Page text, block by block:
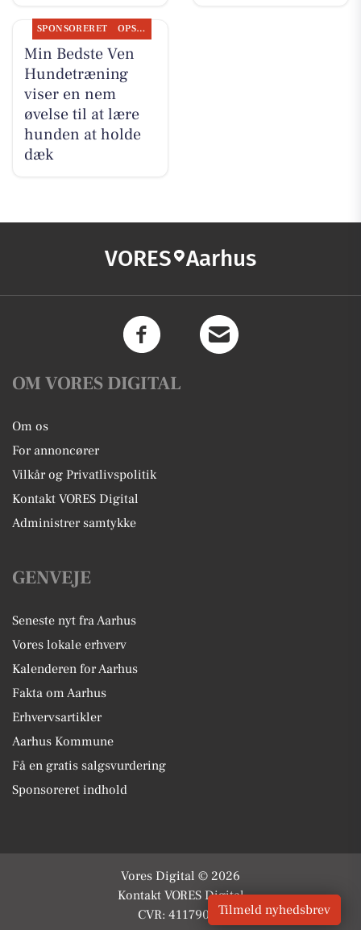
SPONSORERET OPSLAGSTAVLEN
Min Bedste Ven
Hundetræning
viser en nem
øvelse til at lære
hunden at holde
dæk
VORES Aarhus
OM VORES DIGITAL
Om os
For annoncører
Vilkår og Privatlivspolitik
Kontakt VORES Digital
Administrer samtykke
GENVEJE
Seneste nyt fra Aarhus
Vores lokale erhverv
Kalenderen for Aarhus
Fakta om Aarhus
Erhvervsartikler
Aarhus Kommune
Få en gratis salgsvurdering
Sponsoreret indhold
Vores Digital © 2026
Kontakt VORES Digital
CVR: 41179082Tilmeld nyhedsbrev